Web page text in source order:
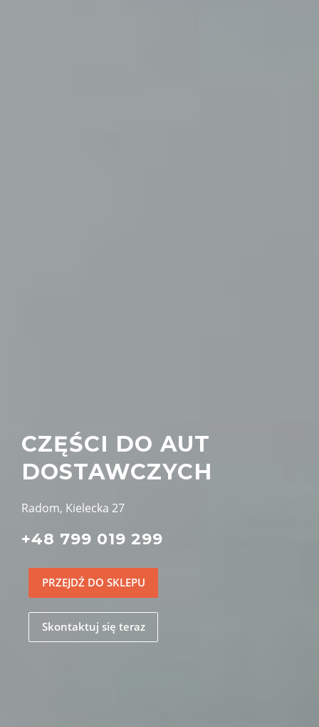
CZĘŚCI DO AUT
DOSTAWCZYCH
Radom, Kielecka 27
+48 799 019 299
PRZEJDŹ DO SKLEPU
Skontaktuj się teraz